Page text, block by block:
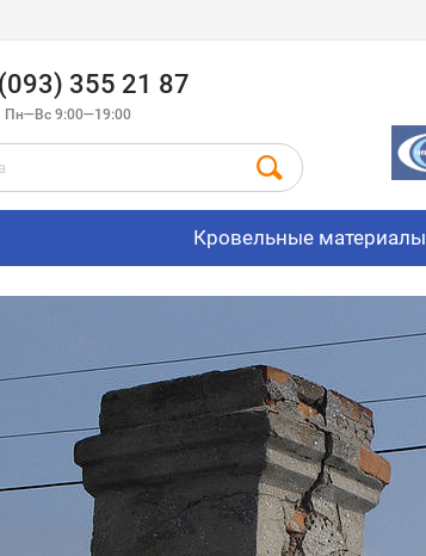
355 21 87
Пн—Вс 9:00—19:00
Кровельные материалы